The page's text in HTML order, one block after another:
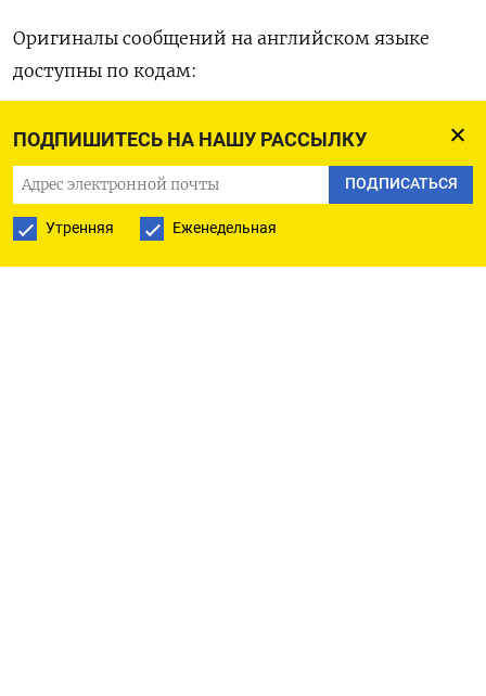
ПОДПИШИТЕСЬ НА НАШУ РАССЫЛКУ
ПОДПИСАТЬСЯ
Утренняя Еженедельная
Оригиналы сообщений ‌на английском ‌языке
доступны по кодам:
(Бюро ​Рейтер в Нью-Йорке ‌и Гданьске)
ПОДПИСАТЬСЯ НА ТЕЛЕГРАМ